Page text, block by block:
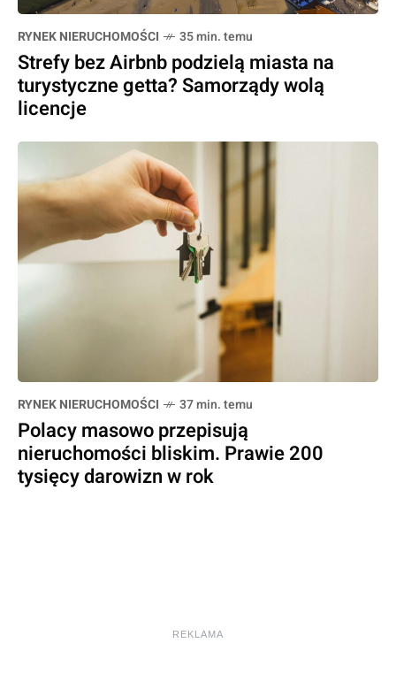
RYNEK NIERUCHOMOŚCI 35 min. temu
Strefy bez Airbnb podzielą miasta na
turystyczne getta? Samorządy wolą
licencje
RYNEK NIERUCHOMOŚCI 37 min. temu
Polacy masowo przepisują
nieruchomości bliskim. Prawie 200
tysięcy darowizn w rok
REKLAMA